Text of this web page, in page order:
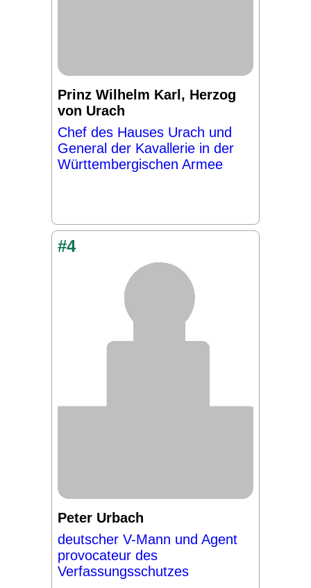
Prinz Wilhelm Karl, Herzog
von Urach
Chef des Hauses Urach und
General der Kavallerie in der
Württembergischen Armee
#4
Peter Urbach
deutscher V-Mann und Agent
provocateur des
Verfassungsschutzes